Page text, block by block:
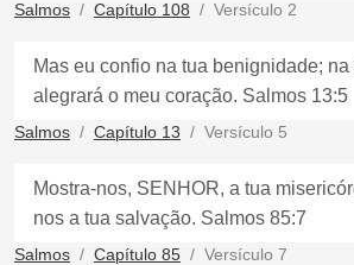
Salmos Capítulo 108 Versículo 2
Mas eu confio na tua benignidade;
alegrará o meu coração. Salmos 13:5
Salmos Capítulo 13 Versículo 5
Mostra-nos, SENHOR, a tua
nos a tua salvação. Salmos 85:7
Salmos Capítulo 85 Versículo 7